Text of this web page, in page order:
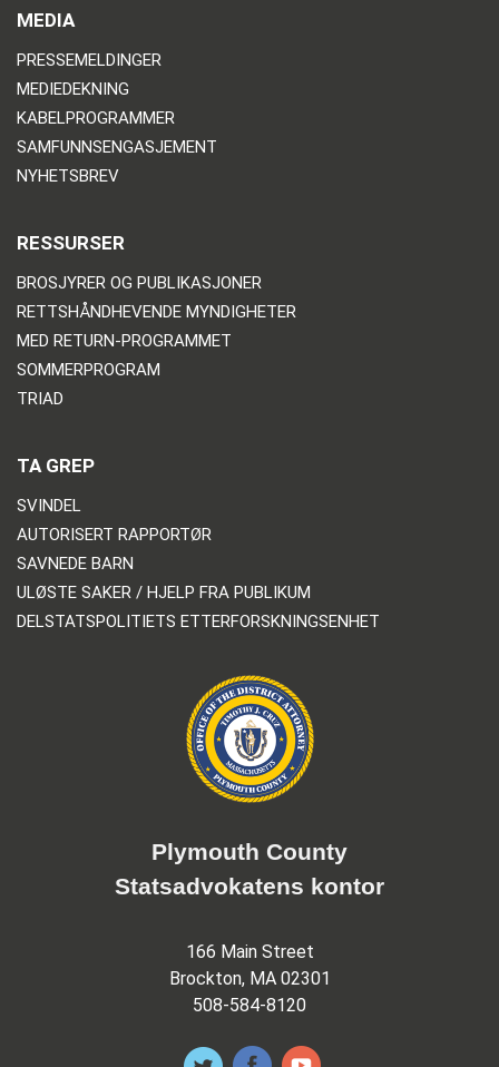
MEDIA
PRESSEMELDINGER
MEDIEDEKNING
KABELPROGRAMMER
SAMFUNNSENGASJEMENT
NYHETSBREV
RESSURSER
BROSJYRER OG PUBLIKASJONER
RETTSHÅNDHEVENDE MYNDIGHETER
MED RETURN-PROGRAMMET
SOMMERPROGRAM
TRIAD
TA GREP
SVINDEL
AUTORISERT RAPPORTØR
SAVNEDE BARN
ULØSTE SAKER / HJELP FRA PUBLIKUM
DELSTATSPOLITIETS ETTERFORSKNINGSENHET
Plymouth County
Statsadvokatens kontor
166 Main Street
Brockton, MA 02301
508-584-8120